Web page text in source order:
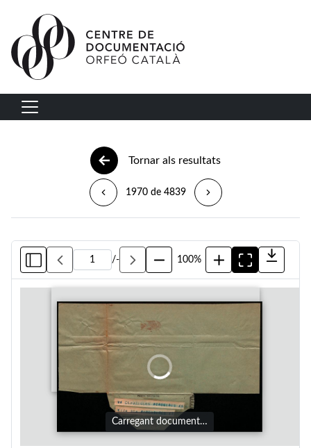
Vés al contingut
Navegació principal
Tornar als resultats
1970 de 4839
/- 100%
Carregant document…